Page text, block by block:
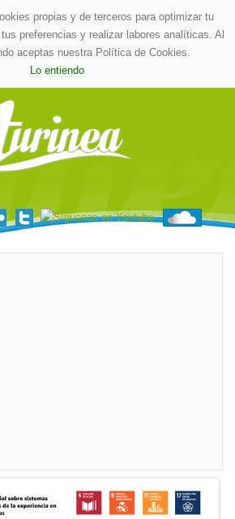
propias y de terceros para optimizar tu
preferencias y realizar labores analíticas. Al
aceptas nuestra Política de Cookies.
Lo entiendo